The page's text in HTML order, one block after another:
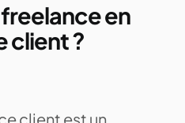
en
client ?
client est un